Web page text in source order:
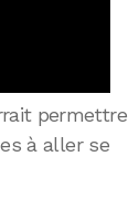
permettre
à aller se